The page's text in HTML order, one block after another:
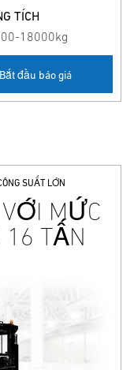
TÍCH
18000kg
Bắt đầu báo giá
SUẤT LỚN
MỨC
TẤN